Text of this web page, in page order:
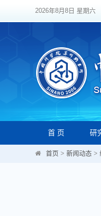
2026年8月8日 星期六
首 页 研
首页 > 新闻动态 >